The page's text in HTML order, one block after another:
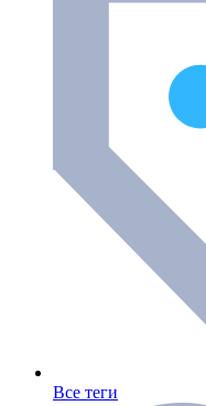
Все теги